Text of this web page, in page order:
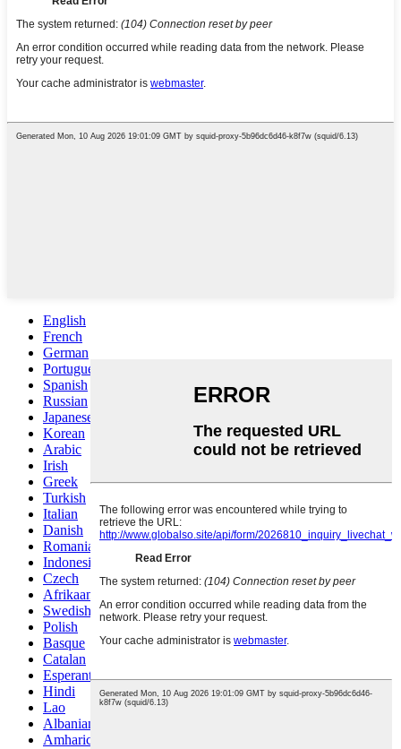
English
French
German
Portuguese
Spanish
Russian
Japanese
Korean
Arabic
Irish
Greek
Turkish
Italian
Danish
Romanian
Indonesian
Czech
Afrikaans
Swedish
Polish
Basque
Catalan
Esperanto
Hindi
Lao
Albanian
Amharic